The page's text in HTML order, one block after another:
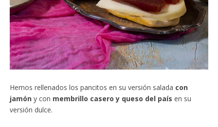
Hemos rellenados los pancitos en su versión salada con
jamón y con membrillo casero y queso del país en su
versión dulce.